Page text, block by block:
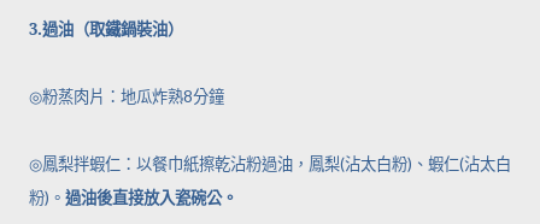
3.過油（取鐵鍋裝油）
◎粉蒸肉片：地瓜炸熟8分鐘
◎鳳梨拌蝦仁：以餐巾紙擦乾沾粉過油，鳳梨(沾太白粉) 、蝦仁(沾太白
粉) 。 過油後直接放入瓷碗公。